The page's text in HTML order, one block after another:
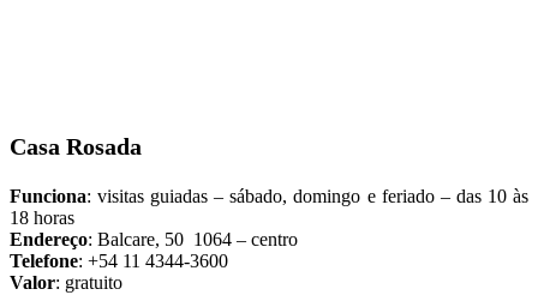
Casa Rosada
Funciona: visitas guiadas – sábado, domingo e feriado – das 10 às
18 horas
Endereço: Balcare, 50 1064 – centro
Telefone: +54 11 4344-3600
Valor: gratuito